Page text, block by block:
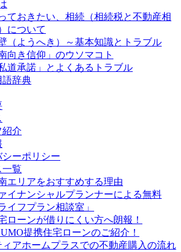
ておきたい、相続（相続税と不動産相
について
（ようへき）～基本知識とトラブル
南向き信仰」のウソマコト
私道承諾」とよくあるトラブル
語辞典
紹介
シーポリシー
一覧
エリアをおすすめする理由
イナンシャルプランナーによる無料
ライフプラン相談室」
ローンが借りにくい方へ朗報！
提携住宅ローンのご紹介！
ィアホームプラスでの不動産購入の流れ